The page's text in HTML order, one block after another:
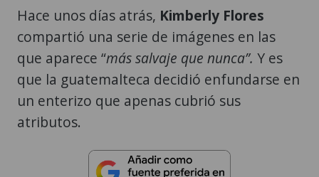
Hace unos días atrás, Kimberly Flores
compartió una serie de imágenes en las
que aparece “más salvaje que nunca”. Y es
que la guatemalteca decidió enfundarse en
un enterizo que apenas cubrió sus
atributos.